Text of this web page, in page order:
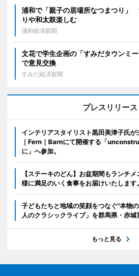
浦和で「親子の居場所なつまつり」
りや和太鼓楽しむ
浦和経済新聞
文花で学生企画の「すみだタウンミ
で意見交換
すみだ経済新聞
プレスリリース
インテリアスタイリスト黒田美津子氏
｜Fern｜Barnにて開催する「
に」へ参加。
【ステーキのどん】お盆期間もランチ
様に満足のいく食事をお届けいたします。
子どもたちと地域の笑顔をつなぐ"本
人のクラシックライブ」を群馬県・赤城
もっと見る